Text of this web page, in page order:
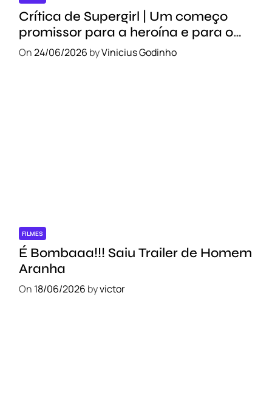
Crítica de Supergirl | Um começo
promissor para a heroína e para o
novo DCU
On24/06/2026 byVinicius Godinho
FILMES
É Bombaaa!!! Saiu Trailer de Homem
Aranha
On 18/06/2026 byvictor